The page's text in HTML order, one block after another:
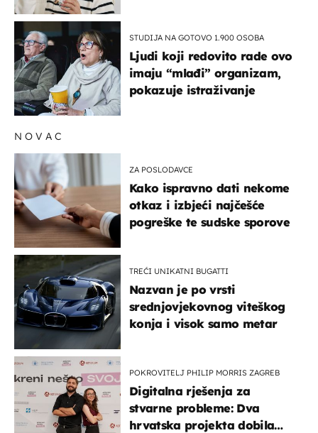
STUDIJA NA GOTOVO 1.900 OSOBA
Ljudi koji redovito rade ovo
imaju “mlađi” organizam,
pokazuje istraživanje
NOVAC
ZA POSLODAVCE
Kako ispravno dati nekome
otkaz i izbjeći najčešće
pogreške te sudske sporove
TREĆI UNIKATNI BUGATTI
Nazvan je po vrsti
srednjovjekovnog viteškog
konja i visok samo metar
POKROVITELJ PHILIP MORRIS ZAGREB
Digitalna rješenja za
stvarne probleme: Dva
hrvatska projekta dobila